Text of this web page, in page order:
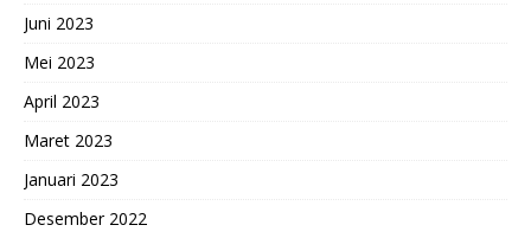
Juni 2023
Mei 2023
April 2023
Maret 2023
Januari 2023
Desember 2022